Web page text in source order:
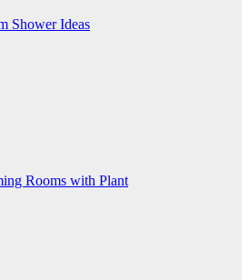
Shower Ideas
Rooms with Plant